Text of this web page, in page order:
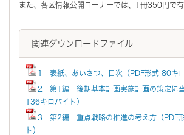
また、各区情報公開コーナーでは、1冊350円で有
関連ダウンロードファイル
1 表紙、あいさつ、目次（PDF形式 80キロ
2 第1編 後期基本計画実施計画の策定に
136キロバイト）
3 第2編 重点戦略の推進の考え方（PDF
ト）